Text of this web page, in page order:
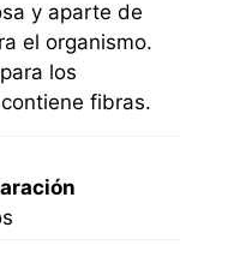
y aparte de
el organismo.
los
fibras.